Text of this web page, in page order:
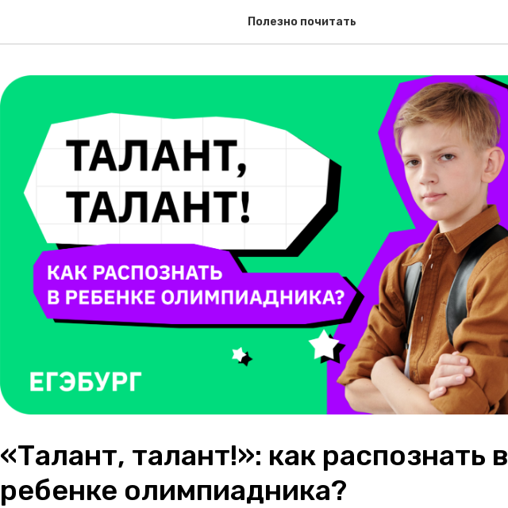
Полезно почитать
«Талант, талант!»: как распознать в
ребенке олимпиадника?